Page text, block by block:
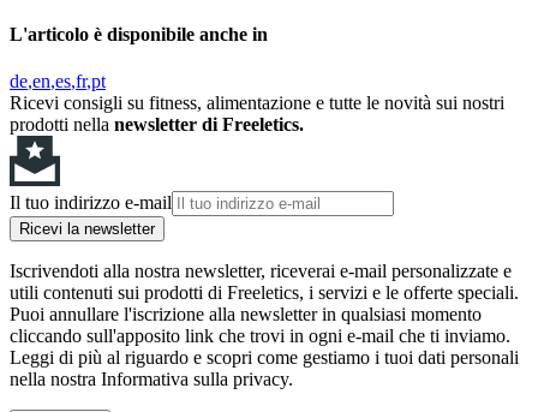
L'articolo è disponibile anche in
de en es fr pt
Ricevi consigli su fitness, alimentazione e tutte le novità sui nostri
prodotti nella newsletter di Freeletics.
Il tuo indirizzo e-mail
Ricevi la newsletter
Iscrivendoti alla nostra newsletter, riceverai e-mail personalizzate e
utili contenuti sui prodotti di Freeletics, i servizi e le offerte speciali.
Puoi annullare l'iscrizione alla newsletter in qualsiasi momento
cliccando sull'apposito link che trovi in ogni e-mail che ti inviamo.
Leggi di più al riguardo e scopri come gestiamo i tuoi dati personali
nella nostra Informativa sulla privacy.